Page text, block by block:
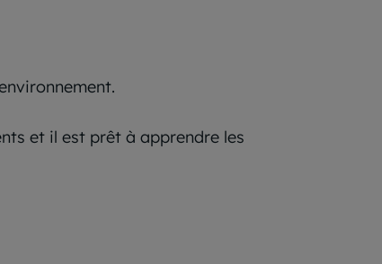
et il est prêt à apprendre les